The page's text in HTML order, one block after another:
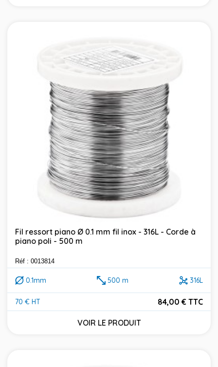
Fil ressort piano Ø 0.1 mm fil inox - 316L - Corde à
piano poli - 500 m
Réf : 0013814
0.1mm 500 m 316L
70 € HT
Prix
84,00 € TTC
VOIR LE PRODUIT